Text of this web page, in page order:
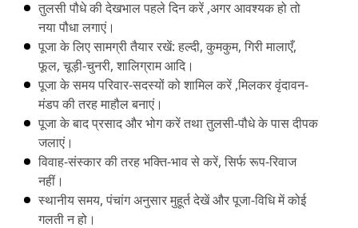
तुलसी पौधे की देखभाल पहले दिन करें ,अगर आवश्यक हो तो
नया पौधा लगाएं।
पूजा के लिए सामग्री तैयार रखें: हल्दी, कुमकुम, गिरी मालाएँ,
फूल, चूड़ी-चुनरी, शालिग्राम आदि।
पूजा के समय परिवार-सदस्यों को शामिल करें ,मिलकर वृंदावन-
मंडप की तरह माहौल बनाएं।
पूजा के बाद प्रसाद और भोग करें तथा तुलसी-पौधे के पास दीपक
जलाएं।
विवाह-संस्कार की तरह भक्ति-भाव से करें, सिर्फ रूप-रिवाज
नहीं।
स्थानीय समय, पंचांग अनुसार मुहूर्त देखें और पूजा-विधि में कोई
गलती न हो।